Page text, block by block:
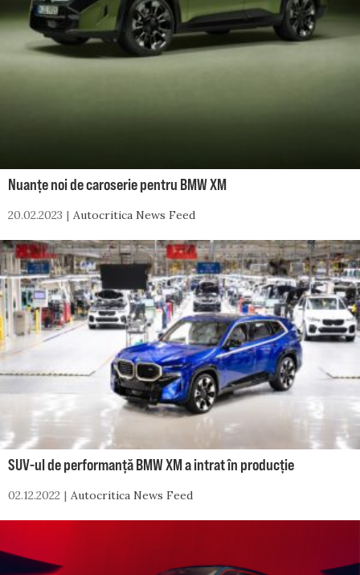
Nuanțe noi de caroserie pentru BMW XM
20.02.2023 Autocritica News Feed
SUV-ul de performanță BMW XM a intrat în producție
02.12.2022 Autocritica News Feed